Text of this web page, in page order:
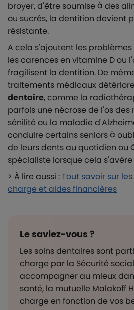
broyer, d'être soumise à des
ou sucrés, la dentition devient
résistante.
A cela s'ajoutent les
les carences en vitamine D ou
fragilisent la dentition. De
traitements médicaux
dentaire, comme la
parfois une nécrose de l'os des
sénilité ou la maladie
conduire certains seniors à
de leurs dents au quotidien ou
spécialiste lorsque cela
> À lire aussi :Tout savoir sur les
charge et aides financières
Le saviez-vous ?
Les soins dentaires sont
charge par la Sécurité
accompagner au mieux
santé, la mutuelle Malakoff
charge en fonction de vos